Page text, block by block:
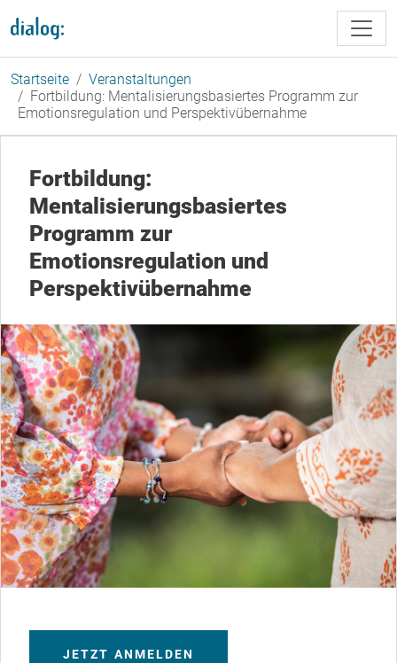
Startseite
Veranstaltungen
Fortbildung: Mentalisierungsbasiertes Programm zur
Emotionsregulation und Perspektivübernahme
Fortbildung:
Mentalisierungsbasiertes
Programm zur
Emotionsregulation und
Perspektivübernahme
JETZT ANMELDEN